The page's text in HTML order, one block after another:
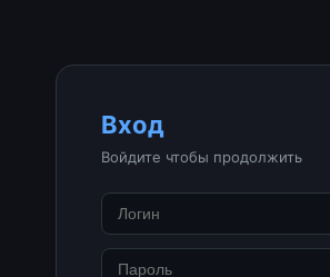
Вход
Войдите чтобы продолжить